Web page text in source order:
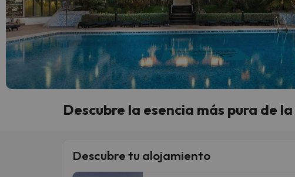
Descubre la esencia más pura de
Descubre tu alojamiento